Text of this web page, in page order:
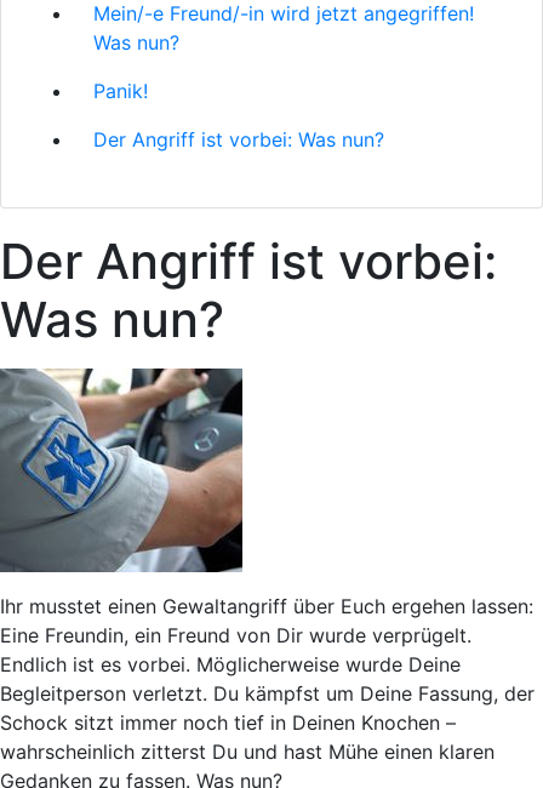
Mein/-e Freund/-in wird jetzt angegriffen!
Was nun?
Panik!
Der Angriff ist vorbei: Was nun?
Der Angriff ist vorbei:
Was nun?
Ihr musstet einen Gewaltangriff über Euch ergehen lassen:
Eine Freundin, ein Freund von Dir wurde verprügelt.
Endlich ist es vorbei. Möglicherweise wurde Deine
Begleitperson verletzt. Du kämpfst um Deine Fassung, der
Schock sitzt immer noch tief in Deinen Knochen –
wahrscheinlich zitterst Du und hast Mühe einen klaren
Gedanken zu fassen. Was nun?